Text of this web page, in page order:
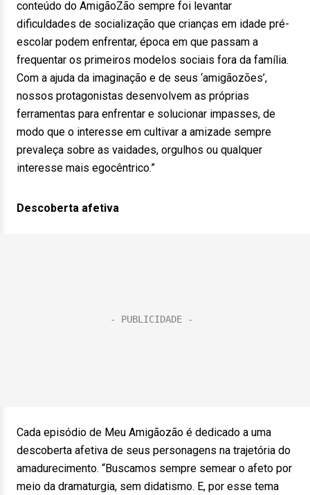
conteúdo do AmigãoZão sempre foi levantar
dificuldades de socialização que crianças em idade pré-
escolar podem enfrentar, época em que passam a
frequentar os primeiros modelos sociais fora da família.
Com a ajuda da imaginação e de seus ‘amigãozões’,
nossos protagonistas desenvolvem as próprias
ferramentas para enfrentar e solucionar impasses, de
modo que o interesse em cultivar a amizade sempre
prevaleça sobre as vaidades, orgulhos ou qualquer
interesse mais egocêntrico.”
Descoberta afetiva
Cada episódio de Meu Amigãozão é dedicado a uma
descoberta afetiva de seus personagens na trajetória do
amadurecimento. “Buscamos sempre semear o afeto por
meio da dramaturgia, sem didatismo. E, por esse tema